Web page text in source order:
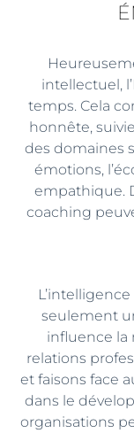
intellectuel,
temps. Cela
honnête,
des domaines
émotions,
empathique.
coaching
seulement
influence la
relations
et faisons face
dans le
organisations